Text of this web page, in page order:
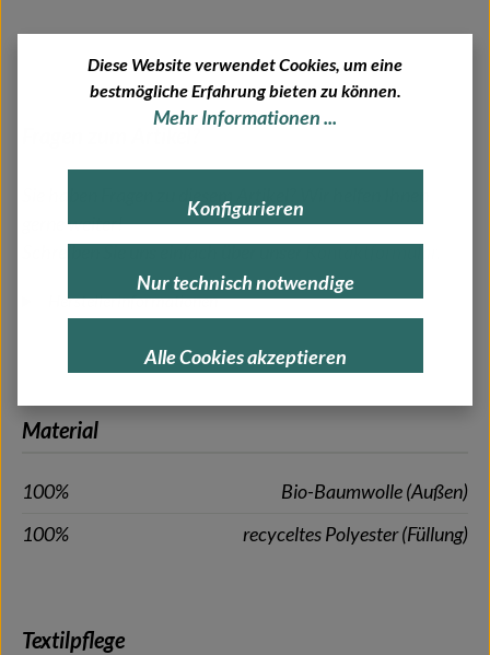
Sie haben Fragen zu diesem Artikel? Wir helfen Ihnen
gerne weiter!
Herstellerinformationen
Material
100%
Bio-Baumwolle (Außen)
100%
recyceltes Polyester (Füllung)
Textilpflege
Diese Website verwendet Cookies, um eine
bestmögliche Erfahrung bieten zu können.
Mehr Informationen ...
Alle Cookies akzeptieren
Konfigurieren
Nur technisch notwendige